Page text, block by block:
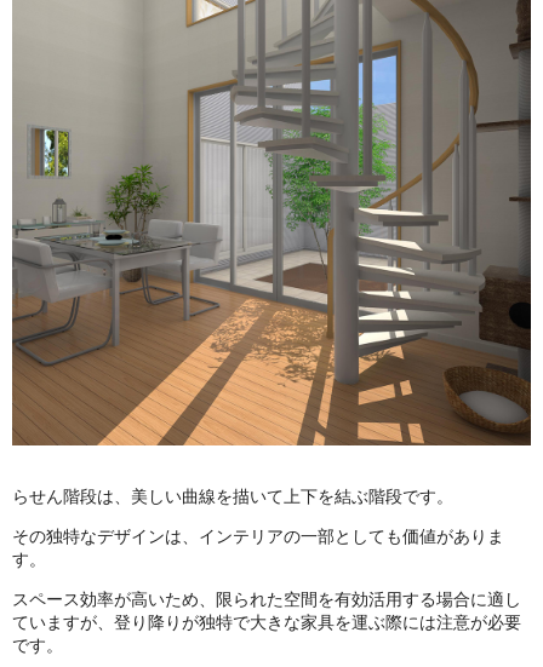
らせん階段は、美しい曲線を描いて上下を結ぶ階段です。
その独特なデザインは、インテリアの一部としても価値がありま
す。
スペース効率が高いため、限られた空間を有効活用する場合に適し
ていますが、登り降りが独特で大きな家具を運ぶ際には注意が必要
です。